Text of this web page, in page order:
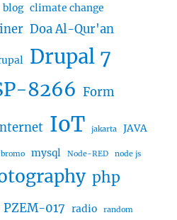
blog climate change
Doa Al-Qur'an
Drupal 7
8266 Form
IoT jakarta
JAVA
mysql Node-RED node js
php
PZEM-017 radio random